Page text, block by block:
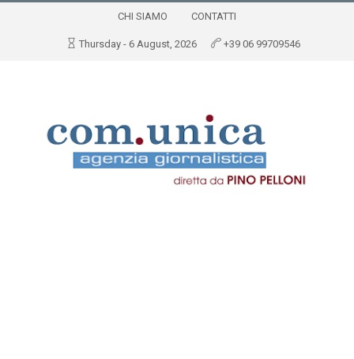
CHI SIAMO CONTATTI
Thursday - 6 August, 2026 +39 06 99709546